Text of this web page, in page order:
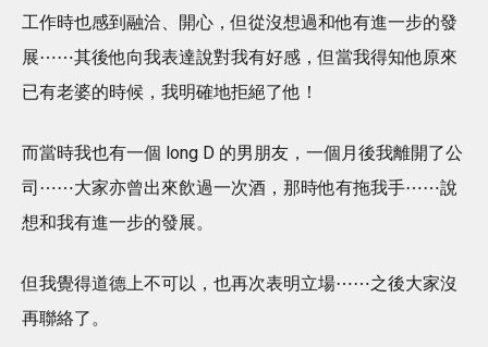
工作時也感到融洽、開心，但從沒想過和他有進一步的發
展⋯⋯其後他向我表達說對我有好感，但當我得知他原來
已有老婆的時候，我明確地拒絕了他！
而當時我也有一個 long D 的男朋友，一個月後我離開了公
司⋯⋯大家亦曾出來飲過一次酒，那時他有拖我手⋯⋯說
想和我有進一步的發展。
但我覺得道德上不可以，也再次表明立場⋯⋯之後大家沒
再聯絡了。